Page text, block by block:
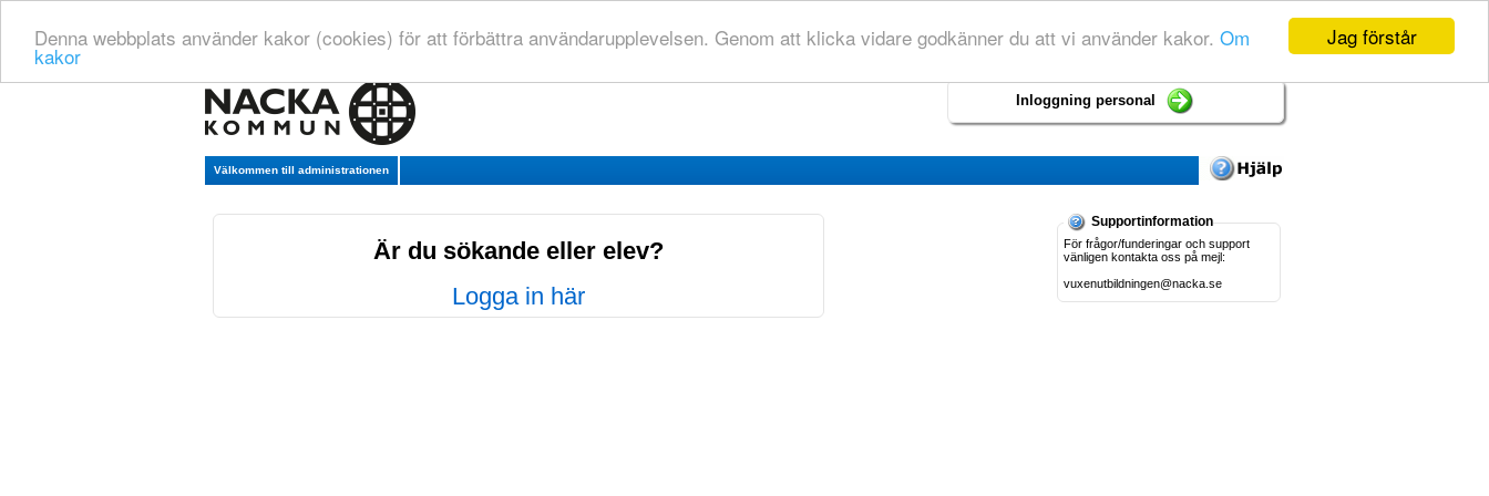
Jag förstår
Denna webbplats använder kakor (cookies) för att förbättra användarupplevelsen. Genom att klicka vidare godkänner du att vi använder kakor. Om
kakor
Inloggning personal
Välkommen till administrationen
Är du sökande eller elev?
Logga in här
Supportinformation
För frågor/funderingar och support
vänligen kontakta oss på mejl:
vuxenutbildningen@nacka.se